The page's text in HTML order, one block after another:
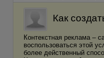
Как
Контекстная реклама –
воспользоваться этой
более действенный